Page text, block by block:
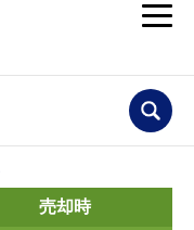
売却時